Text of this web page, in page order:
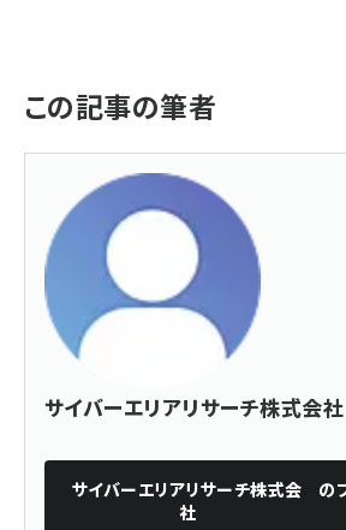
この記事の筆者
サイバーエリアリサーチ株式会社
サイバーエリアリサーチ株式会
社
の